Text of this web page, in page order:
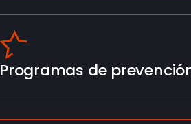
Programas de